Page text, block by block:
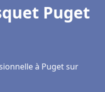
Puget
à Puget sur